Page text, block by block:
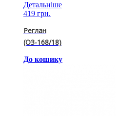
Детальніше
419 грн.
Реглан
(ОЗ-168/18)
До кошику